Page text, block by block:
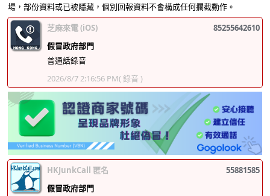
場，部份資料或已被隱藏，個別回報資料不會構成任何攔截動作。
芝麻來電 (iOS)
85255642610
假冒政府部門
普通話錄音
2026/8/7 2:16:56 PM( 錄音 )
HKJunkCall 匿名
55881585
假冒政府部門